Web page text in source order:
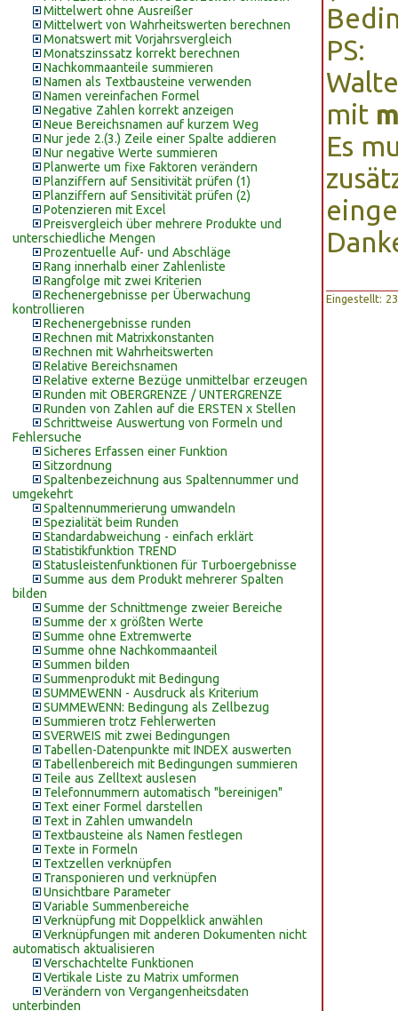
Mittelwert ohne Ausreißer
Mittelwert von Wahrheitswerten berechnen
Monatswert mit Vorjahrsvergleich
Monatszinssatz korrekt berechnen
Nachkommaanteile summieren
Namen als Textbausteine verwenden
Namen vereinfachen Formel
Negative Zahlen korrekt anzeigen
Neue Bereichsnamen auf kurzem Weg
Nur jede 2.(3.) Zeile einer Spalte addieren
Nur negative Werte summieren
Planwerte um fixe Faktoren verändern
Planziffern auf Sensitivität prüfen (1)
Planziffern auf Sensitivität prüfen (2)
Potenzieren mit Excel
Preisvergleich über mehrere Produkte und
unterschiedliche Mengen
Prozentuelle Auf- und Abschläge
Rang innerhalb einer Zahlenliste
Rangfolge mit zwei Kriterien
Rechenergebnisse per Überwachung
kontrollieren
Rechenergebnisse runden
Rechnen mit Matrixkonstanten
Rechnen mit Wahrheitswerten
Relative Bereichsnamen
Relative externe Bezüge unmittelbar erzeugen
Runden mit OBERGRENZE / UNTERGRENZE
Runden von Zahlen auf die ERSTEN x Stellen
Schrittweise Auswertung von Formeln und
Fehlersuche
Sicheres Erfassen einer Funktion
Sitzordnung
Spaltenbezeichnung aus Spaltennummer und
umgekehrt
Spaltennummerierung umwandeln
Spezialität beim Runden
Standardabweichung - einfach erklärt
Statistikfunktion TREND
Statusleistenfunktionen für Turboergebnisse
Summe aus dem Produkt mehrerer Spalten
bilden
Summe der Schnittmenge zweier Bereiche
Summe der x größten Werte
Summe ohne Extremwerte
Summe ohne Nachkommaanteil
Summen bilden
Summenprodukt mit Bedingung
SUMMEWENN - Ausdruck als Kriterium
SUMMEWENN: Bedingung als Zellbezug
Summieren trotz Fehlerwerten
SVERWEIS mit zwei Bedingungen
Tabellen-Datenpunkte mit INDEX auswerten
Tabellenbereich mit Bedingungen summieren
Teile aus Zelltext auslesen
Telefonnummern automatisch "bereinigen"
Text einer Formel darstellen
Text in Zahlen umwandeln
Textbausteine als Namen festlegen
Texte in Formeln
Textzellen verknüpfen
Transponieren und verknüpfen
Unsichtbare Parameter
Variable Summenbereiche
Verknüpfung mit Doppelklick anwählen
Verknüpfungen mit anderen Dokumenten nicht
automatisch aktualisieren
Verschachtelte Funktionen
Vertikale Liste zu Matrix umformen
Verändern von Vergangenheitsdaten
unterbinden
PS:
mit
Es
Eingestellt: